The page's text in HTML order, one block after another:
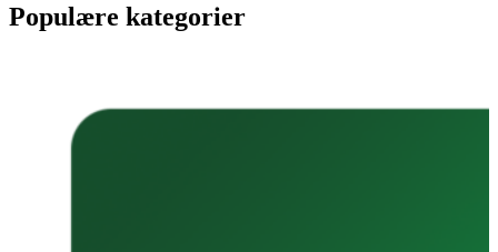
Populære kategorier